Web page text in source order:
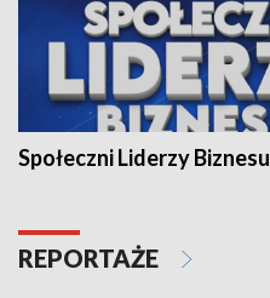
Społeczni Liderzy Biznesu
REPORTAŻE